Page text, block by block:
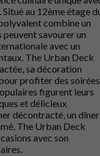
au 12ème étage
combine un
savourer un
avec un
The Urban Deck
sa décoration
profiter des soirées
figurent leurs
et délicieux
décontracté, un dîner
The Urban Deck
avec son